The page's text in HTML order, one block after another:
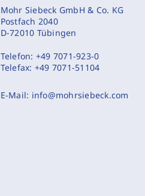
Mohr Siebeck GmbH & Co. KG
Postfach 2040
D-72010 Tübingen
Telefon: +49 7071-923-0
Telefax: +49 7071-51104
E-Mail: info@mohrsiebeck.com